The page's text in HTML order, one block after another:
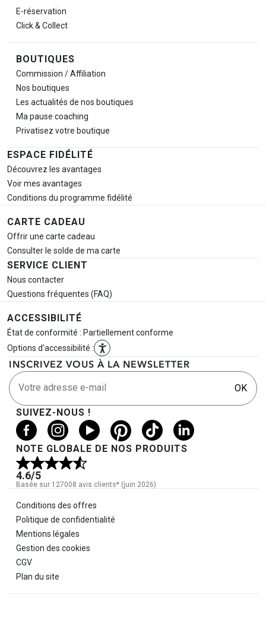
E-réservation
Click & Collect
BOUTIQUES
Commission / Affiliation
Nos boutiques
Les actualités de nos boutiques
Ma pause coaching
Privatisez votre boutique
ESPACE FIDÉLITÉ
Découvrez les avantages
Voir mes avantages
Conditions du programme fidélité
CARTE CADEAU
Offrir une carte cadeau
Consulter le solde de ma carte
SERVICE CLIENT
Nous contacter
Questions fréquentes (FAQ)
ACCESSIBILITÉ
État de conformité : Partiellement conforme
Options d'accessibilité :
INSCRIVEZ VOUS À LA NEWSLETTER
Votre adresse e-mail OK
SUIVEZ-NOUS !
NOTE GLOBALE DE NOS PRODUITS
4.6/5
Basée sur 127008 avis clients* (juin 2026)
Informations légales
Conditions des offres
Politique de confidentialité
Mentions légales
Gestion des cookies
CGV
Plan du site